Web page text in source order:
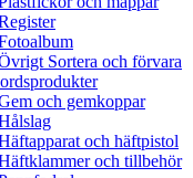
Sortera och förvara
och gemkoppar
och häftpistol
och tillbehör